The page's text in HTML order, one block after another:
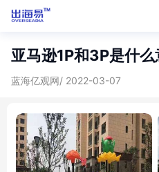
亚马逊1P和3P是什
蓝海亿观网/ 2022-03-07